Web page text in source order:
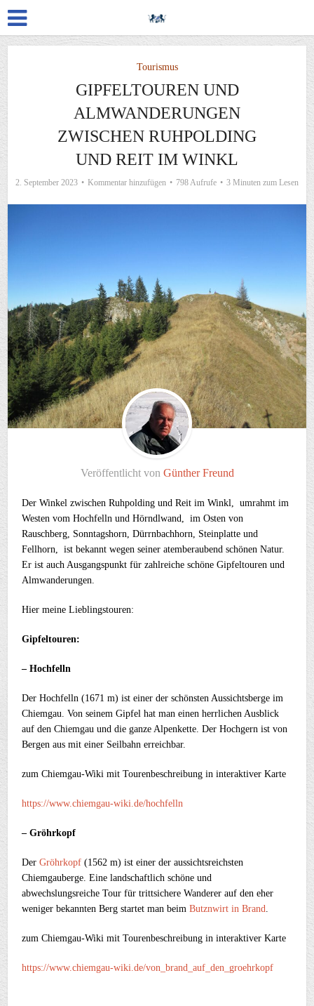
Tourismus
GIPFELTOUREN UND
ALMWANDERUNGEN
ZWISCHEN RUHPOLDING
UND REIT IM WINKL
2. September 2023 Kommentar hinzufügen 798 Aufrufe 3 Minuten zum Lesen
Veröffentlicht von Günther Freund
Der Winkel zwischen Ruhpolding und Reit im Winkl, umrahmt im
Westen vom Hochfelln und Hörndlwand, im Osten von
Rauschberg, Sonntagshorn, Dürrnbachhorn, Steinplatte und
Fellhorn, ist bekannt wegen seiner atemberaubend schönen Natur.
Er ist auch Ausgangspunkt für zahlreiche schöne Gipfeltouren und
Almwanderungen.
Hier meine Lieblingstouren:
Gipfeltouren:
– Hochfelln
Der Hochfelln (1671 m) ist einer der schönsten Aussichtsberge im
Chiemgau. Von seinem Gipfel hat man einen herrlichen Ausblick
auf den Chiemgau und die ganze Alpenkette. Der Hochgern ist von
Bergen aus mit einer Seilbahn erreichbar.
zum Chiemgau-Wiki mit Tourenbeschreibung in interaktiver Karte
https://www.chiemgau-wiki.de/hochfelln
– Gröhrkopf
DerGröhrkopf (1562 m) ist einer der aussichtsreichsten
Chiemgauberge. Eine landschaftlich schöne und
abwechslungsreiche Tour für trittsichere Wanderer auf den eher
weniger bekannten Berg startet man beimButznwirt in Brand.
zum Chiemgau-Wiki mit Tourenbeschreibung in interaktiver Karte
https://www.chiemgau-wiki.de/von_brand_auf_den_groehrkopf